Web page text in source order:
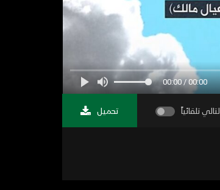
00:00 / 00:00
التالي تلقائياً تحميل